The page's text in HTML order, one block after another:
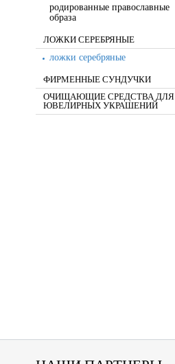
родированные православные
образа
ЛОЖКИ СЕРЕБРЯНЫЕ
ложки серебряные
ФИРМЕННЫЕ СУНДУЧКИ
ОЧИЩАЮЩИЕ СРЕДСТВА ДЛЯ
ЮВЕЛИРНЫХ УКРАШЕНИЙ